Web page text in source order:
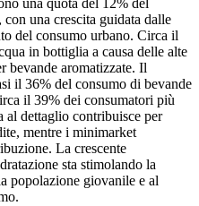
una quota del 12% del
una crescita guidata dalle
del consumo urbano. Circa il
in bottiglia a causa delle alte
bevande aromatizzate. Il
il 36% del consumo di bevande
il 39% dei consumatori più
al dettaglio contribuisce per
mentre i minimarket
La crescente
sta stimolando la
popolazione giovanile e al